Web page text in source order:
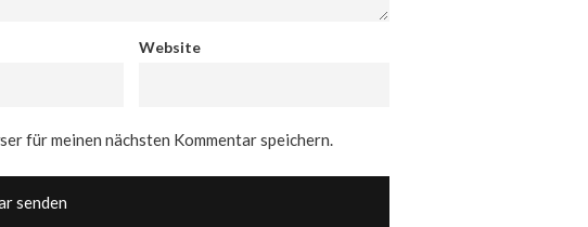
Website
für meinen nächsten Kommentar speichern.